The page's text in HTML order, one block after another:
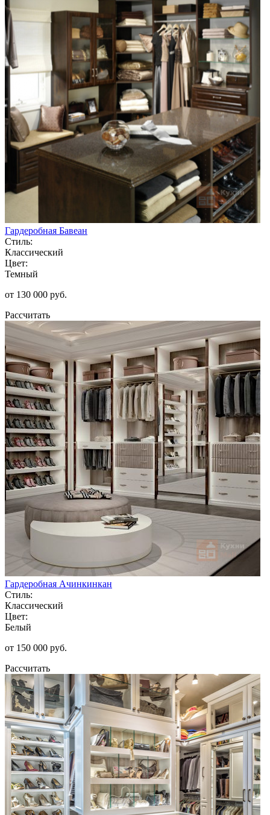
Гардеробная Бавеан
Стиль:
Классический
Цвет:
Темный
от 130 000 руб.
Рассчитать
Гардеробная Ачинкинкан
Стиль:
Классический
Цвет:
Белый
от 150 000 руб.
Рассчитать